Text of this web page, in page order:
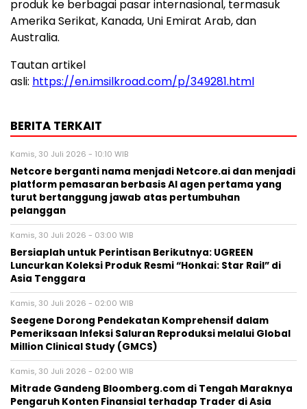
produk ke berbagai pasar internasional, termasuk
Amerika Serikat, Kanada, Uni Emirat Arab, dan
Australia.
Tautan artikel
asli: https://en.imsilkroad.com/p/349281.html
BERITA TERKAIT
Kamis, 30 Juli 2026 - 10:10 WIB
Netcore berganti nama menjadi Netcore.ai dan menjadi
platform pemasaran berbasis AI agen pertama yang
turut bertanggung jawab atas pertumbuhan
pelanggan
Kamis, 30 Juli 2026 - 03:00 WIB
Bersiaplah untuk Perintisan Berikutnya: UGREEN
Luncurkan Koleksi Produk Resmi “Honkai: Star Rail” di
Asia Tenggara
Kamis, 30 Juli 2026 - 02:00 WIB
Seegene Dorong Pendekatan Komprehensif dalam
Pemeriksaan Infeksi Saluran Reproduksi melalui Global
Million Clinical Study (GMCS)
Kamis, 30 Juli 2026 - 02:00 WIB
Mitrade Gandeng Bloomberg.com di Tengah Maraknya
Pengaruh Konten Finansial terhadap Trader di Asia